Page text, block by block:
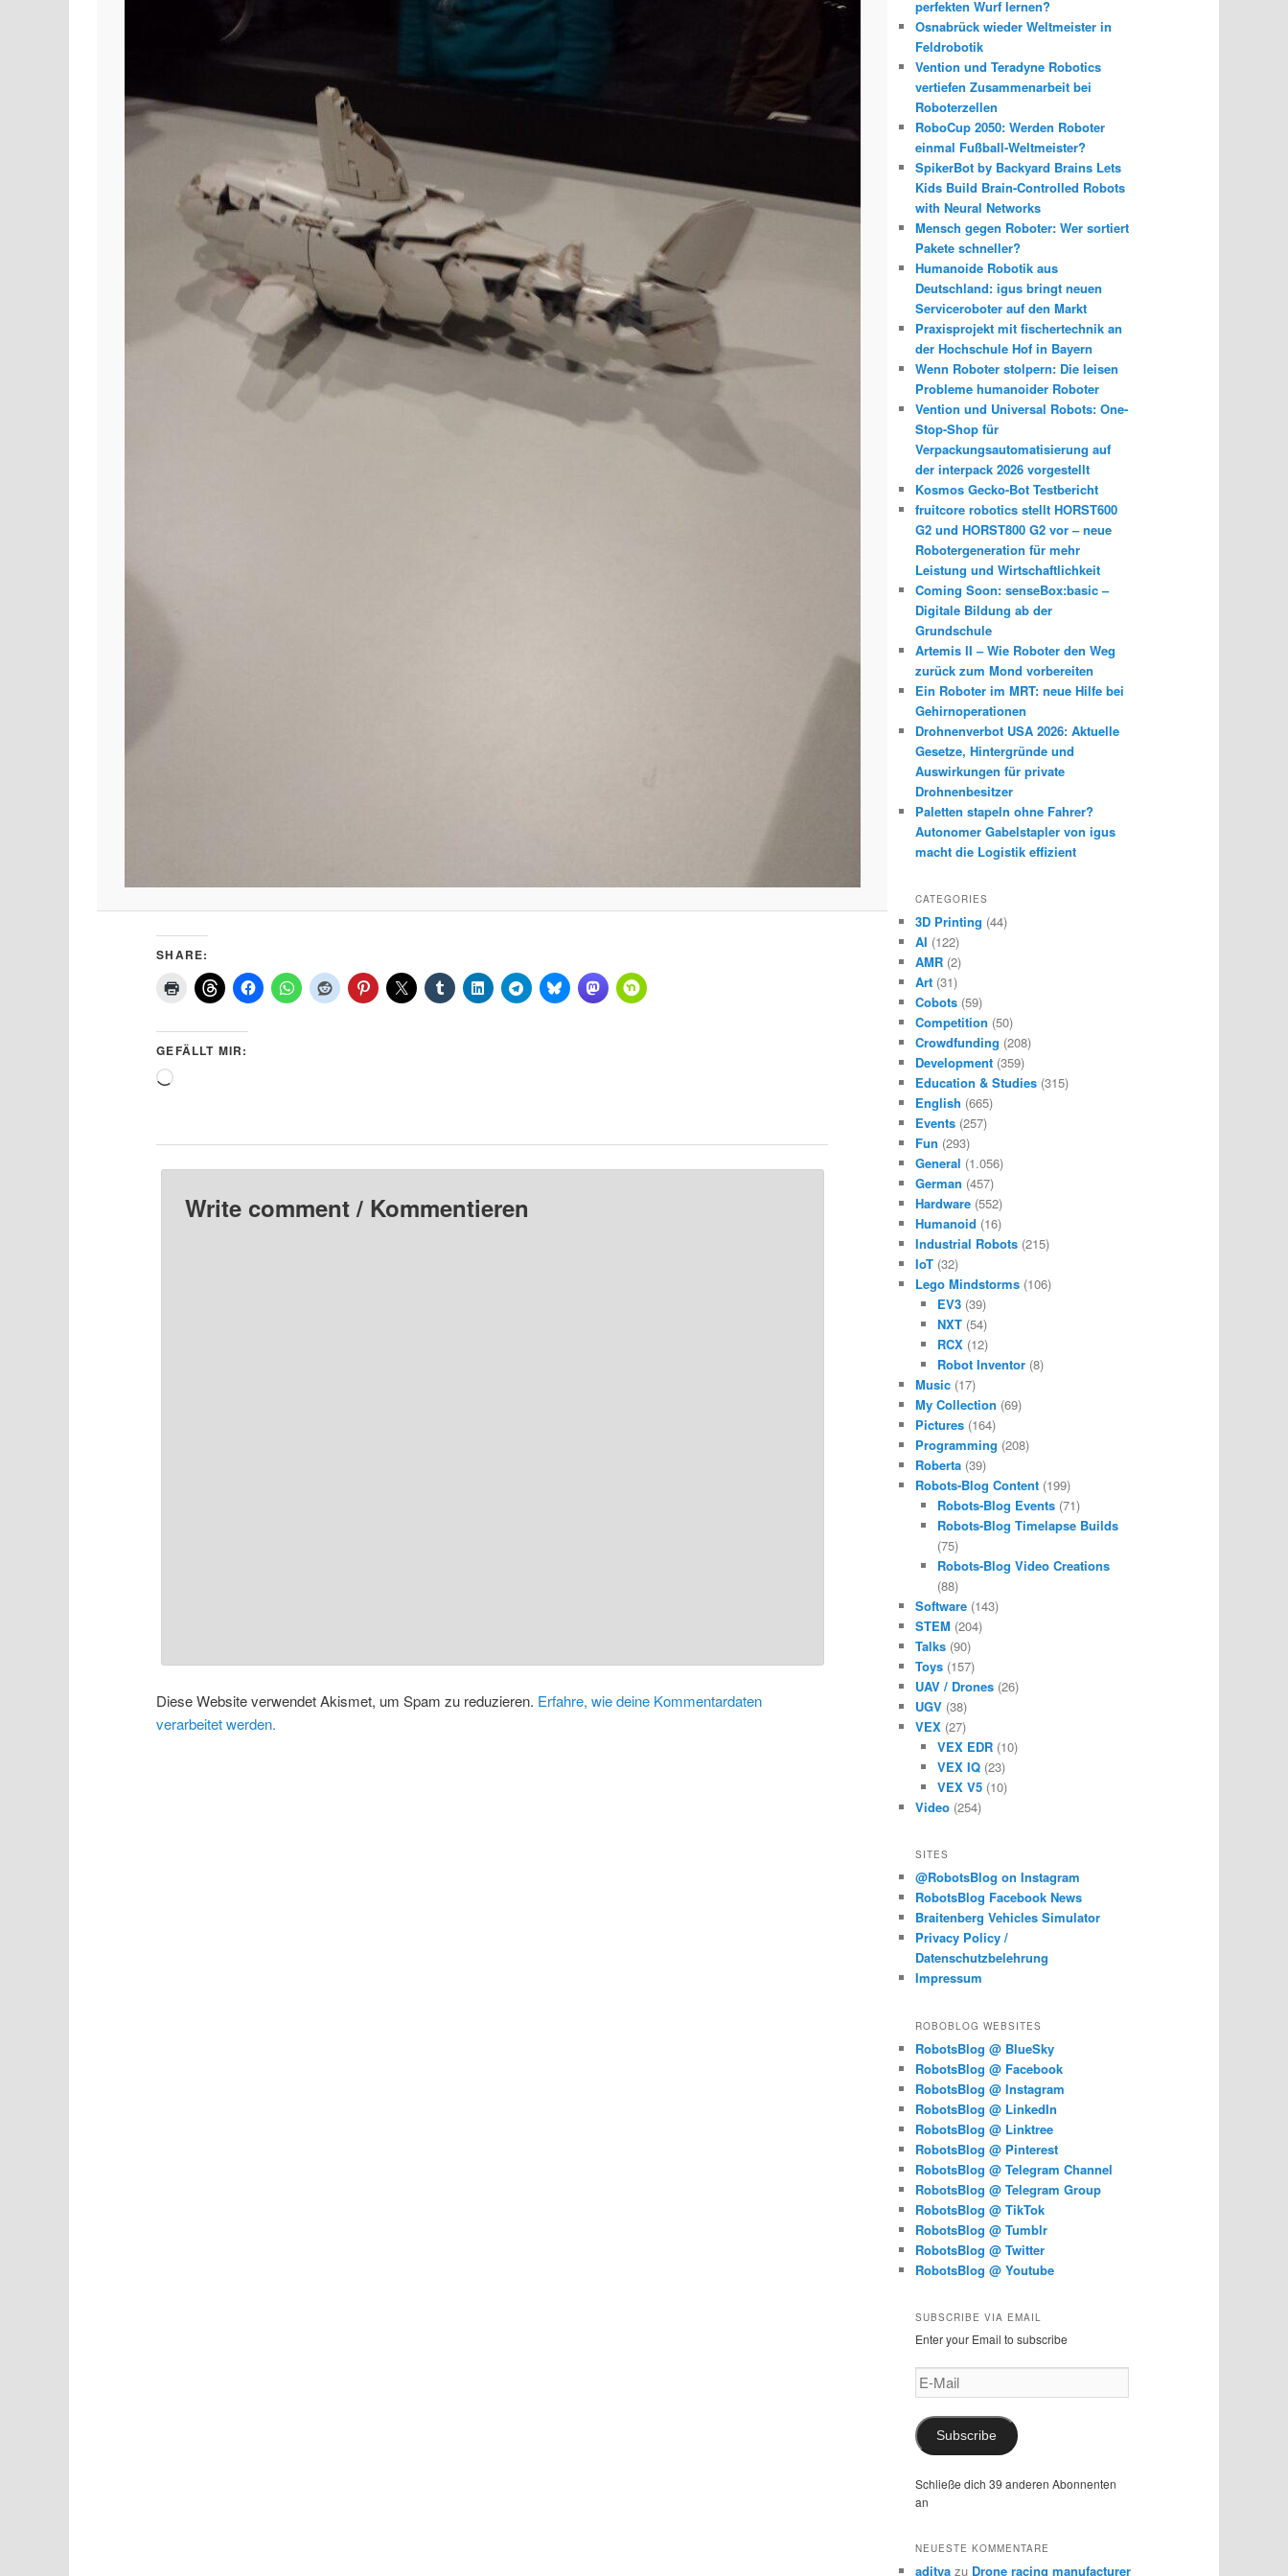
SHARE:
GEFÄLLT MIR:
Wird
Write comment / Kommentieren
Diese Website verwendet Akismet, um Spam zu reduzieren. Erfahre, wie deine Kommentardaten
verarbeitet werden.
perfekten Wurf lernen?
Osnabrück wieder Weltmeister in
Feldrobotik
Vention und Teradyne Robotics
vertiefen Zusammenarbeit bei
Roboterzellen
RoboCup 2050: Werden Roboter
einmal Fußball-Weltmeister?
SpikerBot by Backyard Brains Lets
Kids Build Brain-Controlled Robots
with Neural Networks
Mensch gegen Roboter: Wer sortiert
Pakete schneller?
Humanoide Robotik aus
Deutschland: igus bringt neuen
Serviceroboter auf den Markt
Praxisprojekt mit fischertechnik an
der Hochschule Hof in Bayern
Wenn Roboter stolpern: Die leisen
Probleme humanoider Roboter
Vention und Universal Robots: One-
Stop-Shop für
Verpackungsautomatisierung auf
der interpack 2026 vorgestellt
Kosmos Gecko-Bot Testbericht
fruitcore robotics stellt HORST600
G2 und HORST800 G2 vor – neue
Robotergeneration für mehr
Leistung und Wirtschaftlichkeit
Coming Soon: senseBox:basic –
Digitale Bildung ab der
Grundschule
Artemis II – Wie Roboter den Weg
zurück zum Mond vorbereiten
Ein Roboter im MRT: neue Hilfe bei
Gehirnoperationen
Drohnenverbot USA 2026: Aktuelle
Gesetze, Hintergründe und
Auswirkungen für private
Drohnenbesitzer
Paletten stapeln ohne Fahrer?
Autonomer Gabelstapler von igus
macht die Logistik effizient
CATEGORIES
3D Printing (44)
AI (122)
AMR (2)
Art (31)
Cobots (59)
Competition (50)
Crowdfunding (208)
Development (359)
Education & Studies (315)
English (665)
Events (257)
Fun (293)
General (1.056)
German (457)
Hardware (552)
Humanoid (16)
Industrial Robots (215)
IoT (32)
Lego Mindstorms (106)
EV3(39)
NXT(54)
RCX(12)
Robot Inventor(8)
Music (17)
My Collection (69)
Pictures (164)
Programming (208)
Roberta (39)
Robots-Blog Content (199)
Robots-Blog Events(71)
Robots-Blog Timelapse Builds
(75)
Robots-Blog Video Creations
(88)
Software (143)
STEM (204)
Talks (90)
Toys (157)
UAV / Drones (26)
UGV (38)
VEX (27)
VEX EDR(10)
VEX IQ(23)
VEX V5(10)
Video (254)
SITES
@RobotsBlog on Instagram
RobotsBlog Facebook News
Braitenberg Vehicles Simulator
Privacy Policy /
Datenschutzbelehrung
Impressum
ROBOBLOG WEBSITES
RobotsBlog @ BlueSky
RobotsBlog @ Facebook
RobotsBlog @ Instagram
RobotsBlog @ LinkedIn
RobotsBlog @ Linktree
RobotsBlog @ Pinterest
RobotsBlog @ Telegram Channel
RobotsBlog @ Telegram Group
RobotsBlog @ TikTok
RobotsBlog @ Tumblr
RobotsBlog @ Twitter
RobotsBlog @ Youtube
SUBSCRIBE VIA EMAIL
Enter your Email to subscribe
E-
Mail
Subscribe
Schließe dich 39 anderen Abonnenten
an
NEUESTE KOMMENTARE
aditya zu Drone racing manufacturer